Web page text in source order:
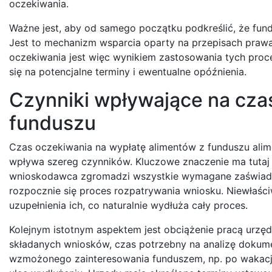
oczekiwania.
Ważne jest, aby od samego początku podkreślić, że
Jest to mechanizm wsparcia oparty na przepisach
oczekiwania jest więc wynikiem zastosowania tych
się na potencjalne terminy i ewentualne opóźnienia.
Czynniki wpływające na
funduszu
Czas oczekiwania na wypłatę alimentów z funduszu
wpływa szereg czynników. Kluczowe znaczenie ma
wnioskodawca zgromadzi wszystkie wymagane
rozpocznie się proces rozpatrywania wniosku.
uzupełnienia ich, co naturalnie wydłuża cały proces.
Kolejnym istotnym aspektem jest obciążenie pracą
składanych wniosków, czas potrzebny na analizę
wzmożonego zainteresowania funduszem, np. po